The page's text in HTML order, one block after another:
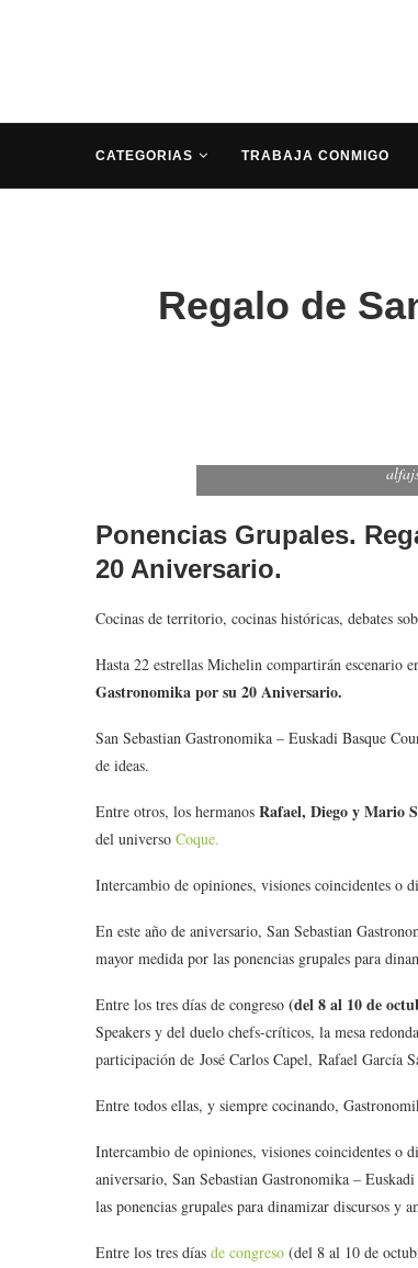
CATEGORIAS TRABAJA CONMIGO
Regalo de
Ponencias Grupales.
20 Aniversario.
Cocinas de territorio, cocinas históricas, debates
Hasta 22 estrellas Michelin compartirán escenario
Gastronomika por su 20 Aniversario.
San Sebastian Gastronomika – Euskadi Basque
de ideas.
Entre otros, los hermanos Rafael, Diego y Mario
del universo Coque.
Intercambio de opiniones, visiones coincidentes o
En este año de aniversario, San Sebastian
mayor medida por las ponencias grupales para
Entre los tres días de congreso (del 8 al 10 de
Speakers y del duelo chefs-críticos, la mesa
participación de José Carlos Capel, Rafael García
Entre todos ellas, y siempre cocinando,
Intercambio de opiniones, visiones coincidentes o
aniversario, San Sebastian Gastronomika –
las ponencias grupales para dinamizar discursos y
Entre los tres días de congreso (del 8 al 10 de